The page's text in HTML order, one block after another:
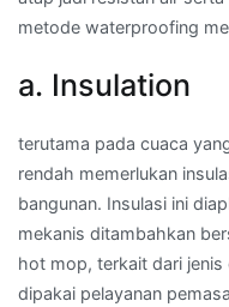
metode waterproofing
a. Insulation
terutama pada cuaca
rendah memerlukan
bangunan. Insulasi ini
mekanis ditambahkan
hot mop, terkait dari
dipakai pelayanan